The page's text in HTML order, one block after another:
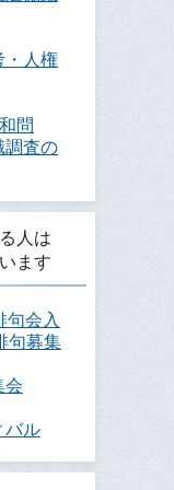
・人権
問
調査の
人は
ます
句会入
句募集
会
バル